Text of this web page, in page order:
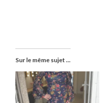
Sur le même sujet ...